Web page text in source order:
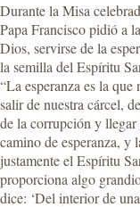
Durante la Misa
Papa Francisco pidió a
Dios, servirse de la
la semilla del Espíritu
“La esperanza es la
salir de nuestra cárcel,
de la corrupción y
camino de esperanza, y
justamente el Espíritu
proporciona algo
dice: ‘Del interior de